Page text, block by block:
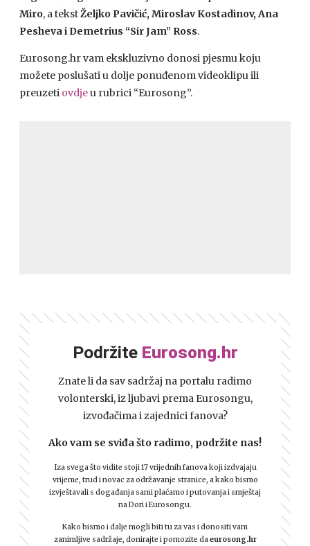
Miro, a tekstŽeljko Pavičić, Miroslav Kostadinov, Ana
Pesheva i Demetrius “Sir Jam” Ross.
Eurosong.hr vam ekskluzivno donosi pjesmu koju
možete poslušati u dolje ponuđenom videoklipu ili
preuzeti ovdjeu rubrici “Eurosong”.
Podržite Eurosong.hr
Znate li da sav sadržaj na portalu radimo
volonterski, iz ljubavi prema Eurosongu,
izvođačima i zajednici fanova?
Ako vam se sviđa što radimo, podržite nas!
Iza svega što vidite stoji 17 vrijednih fanova koji izdvajaju
vrijeme, trud i novac za održavanje stranice, a kako bismo
izvještavali s događanja sami plaćamo i putovanja i smještaj
na Dori i Eurosongu.
Kako bismo i dalje mogli biti tu za vas i donositi vam
zanimljive sadržaje, donirajte i pomozite da eurosong.hr